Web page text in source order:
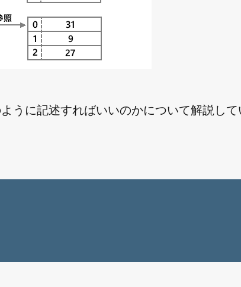
うに記述すればいいのかについて解説して